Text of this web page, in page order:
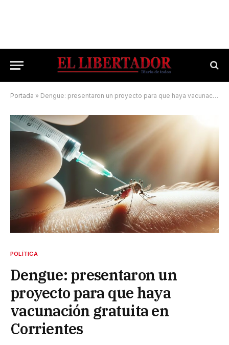
Portada » Dengue: presentaron un proyecto para que haya vacunación gratuita en Corrientes
POLÍTICA
Dengue: presentaron un
proyecto para que haya
vacunación gratuita en
Corrientes